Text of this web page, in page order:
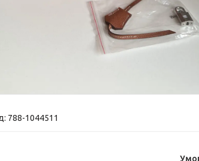
788-1044511